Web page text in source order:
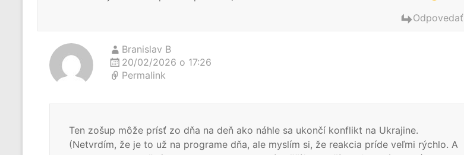
Odpovedať
Branislav B
20/02/2026 o 17:26
Permalink
Ten zošup môže prísť zo dňa na deň ako náhle sa ukončí konflikt na Ukrajine.
(Netvrdím, že je to už na programe dňa, ale myslím si, že reakcia príde veľmi rýchlo. A